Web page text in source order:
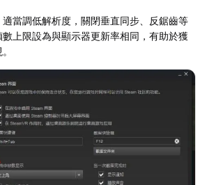
適當調低解析度，關閉垂直同步、反鋸齒等
上限設為與顯示器更新率相同，有助於獲